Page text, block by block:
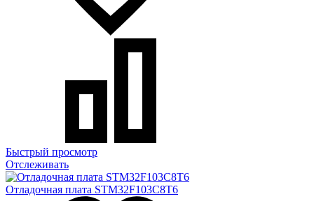
Быстрый просмотр
Отслеживать
Отладочная плата STM32F103C8T6